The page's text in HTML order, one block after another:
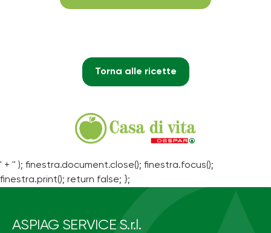
Torna alle ricette
' + '' ); finestra.document.close(); finestra.focus();
finestra.print(); return false; };
ASPIAG SERVICE S.r.l.